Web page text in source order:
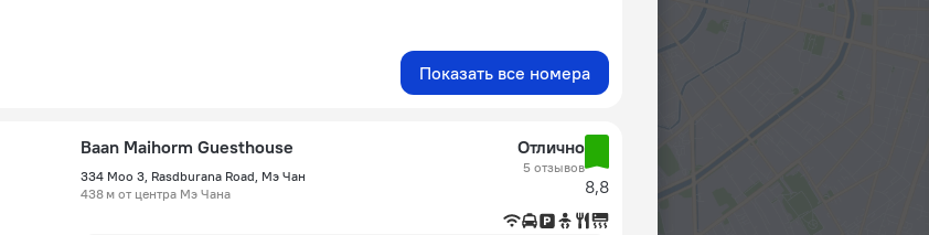
Показать все номера
Baan Maihorm Guesthouse
334 Moo 3, Rasdburana Road, Мэ Чан
438 м от центра Мэ Чана
Отлично
5 отзывов
8,8